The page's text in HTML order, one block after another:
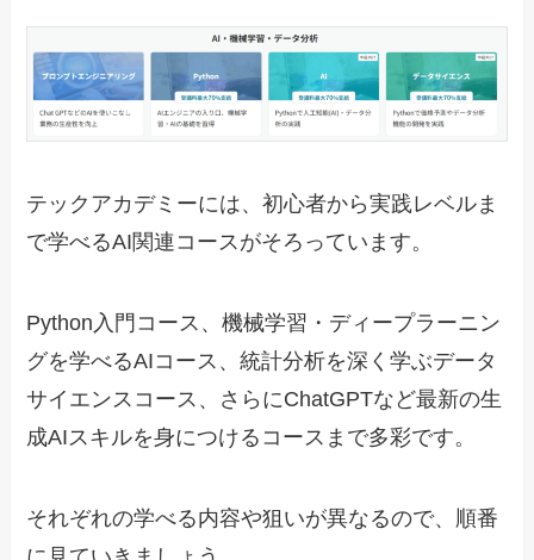
テックアカデミーには、初心者から実践レベルま
で学べるAI関連コースがそろっています。
Python入門コース、機械学習・ディープラーニン
グを学べるAIコース、統計分析を深く学ぶデータ
サイエンスコース、さらにChatGPTなど最新の生
成AIスキルを身につけるコースまで多彩です。
それぞれの学べる内容や狙いが異なるので、順番